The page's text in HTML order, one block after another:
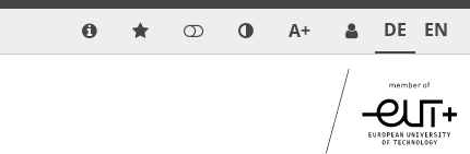
A+ DE EN